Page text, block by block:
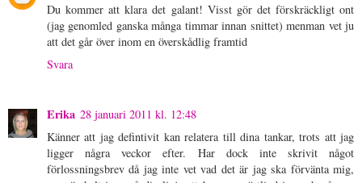
Du kommer att klara det galant! Visst gör det förskräckligt ont
(jag genomled ganska många timmar innan snittet) menman vet ju
att det går över inom en överskådlig framtid
Svara
Erika 28 januari 2011 kl. 12:48
Känner att jag defintivit kan relatera till dina tankar, trots att jag
ligger några veckor efter. Har dock inte skrivit något
förlossningsbrev då jag inte vet vad det är jag ska förvänta mig,